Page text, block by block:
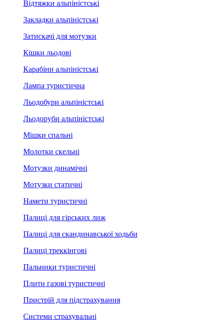
Відтяжки альпіністські
Закладки альпіністські
Затискачі для мотузки
Кішки льодові
Карабіни альпіністські
Лампа туристична
Льодобури альпіністські
Льодоруби альпіністські
Мішки спальні
Молотки скельні
Мотузки динамічні
Мотузки статичні
Намети туристичні
Палиці для гірських лиж
Палиці для скандинавської ходьби
Палиці треккінгові
Пальники туристичні
Плити газові туристичні
Пристрій для підстрахування
Системи страхувальні